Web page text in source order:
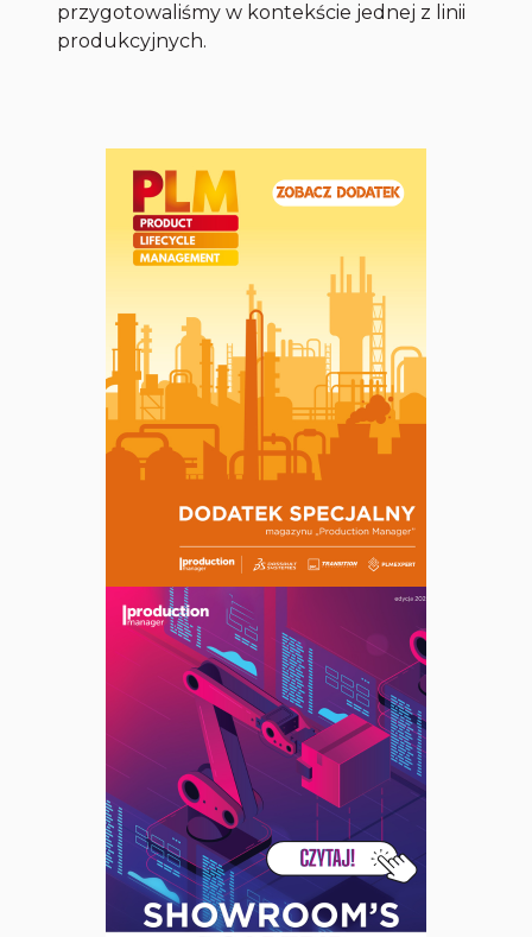
przygotowaliśmy w kontekście jednej z linii
produkcyjnych.